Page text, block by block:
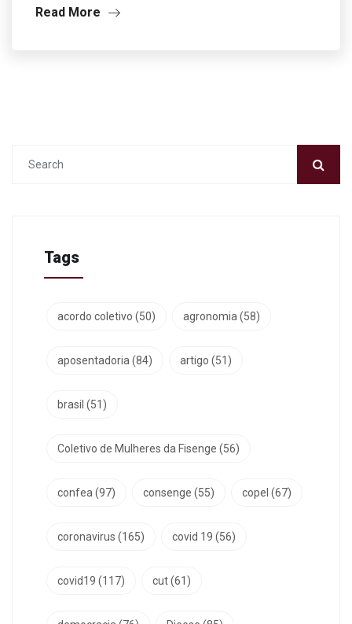
Read More
Tags
acordo coletivo (50) agronomia (58)
aposentadoria (84) artigo (51)
brasil (51)
Coletivo de Mulheres da Fisenge (56)
confea (97) consenge (55) copel (67)
coronavirus (165) covid 19 (56)
covid19 (117) cut(61)